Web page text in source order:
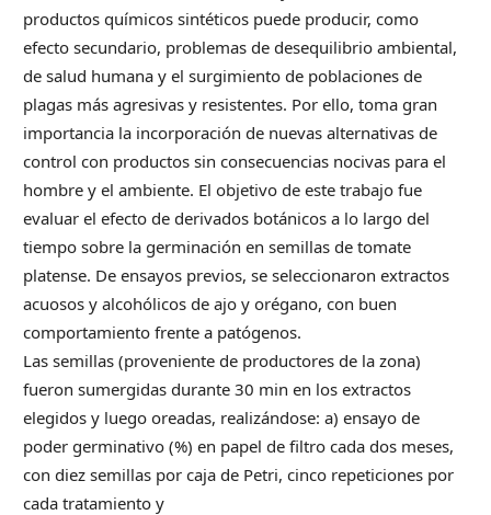
productos químicos sintéticos puede producir, como
efecto secundario, problemas de desequilibrio ambiental,
de salud humana y el surgimiento de poblaciones de
plagas más agresivas y resistentes. Por ello, toma gran
importancia la incorporación de nuevas alternativas de
control con productos sin consecuencias nocivas para el
hombre y el ambiente. El objetivo de este trabajo fue
evaluar el efecto de derivados botánicos a lo largo del
tiempo sobre la germinación en semillas de tomate
platense. De ensayos previos, se seleccionaron extractos
acuosos y alcohólicos de ajo y orégano, con buen
comportamiento frente a patógenos.
Las semillas (proveniente de productores de la zona)
fueron sumergidas durante 30 min en los extractos
elegidos y luego oreadas, realizándose: a) ensayo de
poder germinativo (%) en papel de filtro cada dos meses,
con diez semillas por caja de Petri, cinco repeticiones por
cada tratamiento y